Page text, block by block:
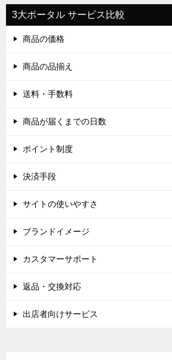
3大ポータル サービス比較
商品の価格
商品の品揃え
送料・手数料
商品が届くまでの日数
ポイント制度
決済手段
サイトの使いやすさ
ブランドイメージ
カスタマーサポート
返品・交換対応
出店者向けサービス